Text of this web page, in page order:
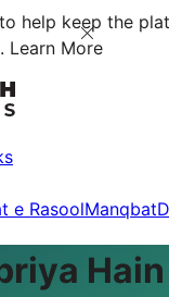
help keep the
Learn More
e RasoolManqbat